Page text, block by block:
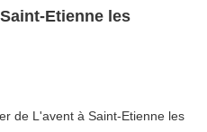
Etienne les